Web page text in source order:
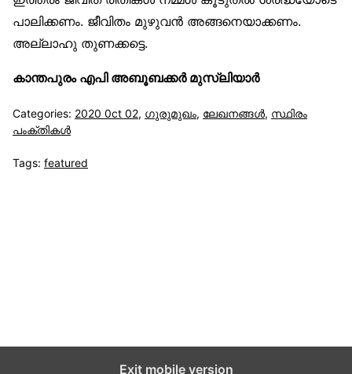
പാലിക്കണം. ജീവിതം മുഴുവൻ അങ്ങനെയാക്കണം.
അല്ലാഹു തുണക്കട്ടെ.
കാന്തപുരം എപി അബൂബക്കർ മുസ്‌ലിയാർ
Categories: 2020 0ct 02, ഗുരുമുഖം, ലേഖനങ്ങള്‍, സ്ഥിരം
പംക്തികള്‍
Tags: featured
Exit mobile version